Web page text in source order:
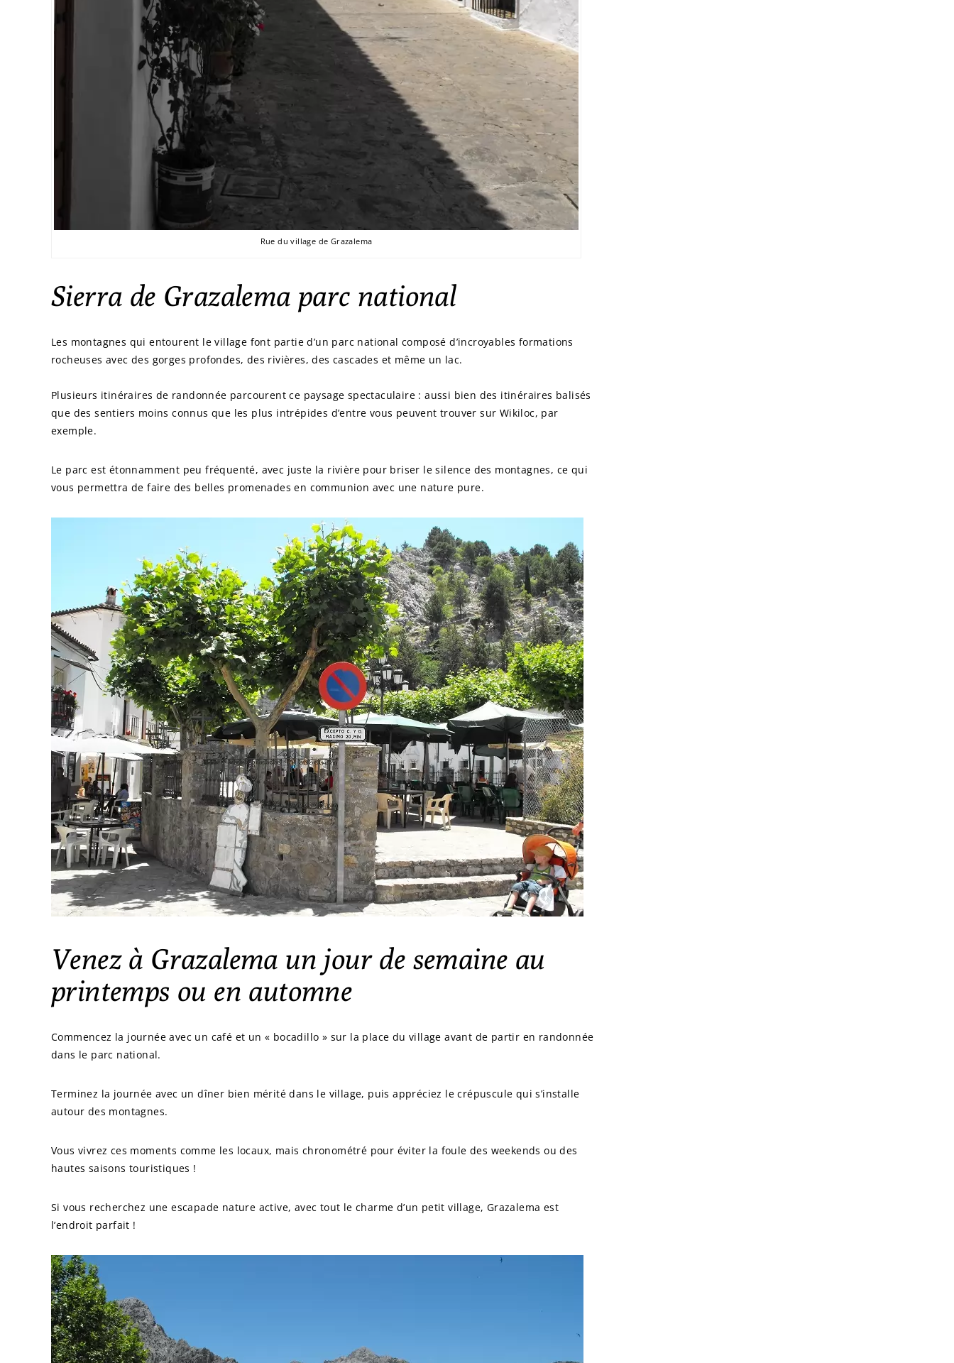
Rue du village de Grazalema
Sierra de Grazalema parc national
Les montagnes qui entourent le village font partie d’un parc national composé d’incroyables formations
rocheuses avec des gorges profondes, des rivières, des cascades et même un lac.
Plusieurs itinéraires de randonnée parcourent ce paysage spectaculaire : aussi bien des itinéraires balisés
que des sentiers moins connus que les plus intrépides d’entre vous peuvent trouver sur Wikiloc, par
exemple.
Le parc est étonnamment peu fréquenté, avec juste la rivière pour briser le silence des montagnes, ce qui
vous permettra de faire des belles promenades en communion avec une nature pure.
Venez à Grazalema un jour de semaine au
printemps ou en automne
Commencez la journée avec un café et un « bocadillo » sur la place du village avant de partir en randonnée
dans le parc national.
Terminez la journée avec un dîner bien mérité dans le village, puis appréciez le crépuscule qui s’installe
autour des montagnes.
Vous vivrez ces moments comme les locaux, mais chronométré pour éviter la foule des weekends ou des
hautes saisons touristiques !
Si vous recherchez une escapade nature active, avec tout le charme d’un petit village, Grazalema est
l’endroit parfait !